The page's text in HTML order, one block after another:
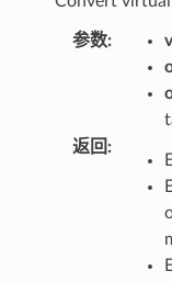
参数:
返回: